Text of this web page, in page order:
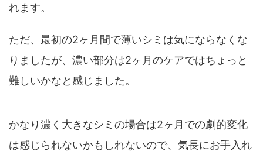
れます。
ただ、最初の2ヶ月間で薄いシミは気にならなくな
りましたが、濃い部分は2ヶ月のケアではちょっと
難しいかなと感じました。
かなり濃く大きなシミの場合は2ヶ月での劇的変化
は感じられないかもしれないので、気長にお手入れ